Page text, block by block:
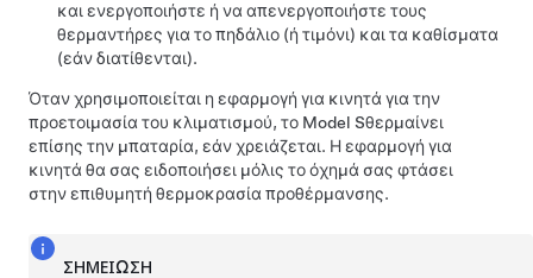
και ενεργοποιήστε ή να απενεργοποιήστε τους
θερμαντήρες για τοπηδάλιο (ή τιμόνι) και τα καθίσματα
(εάν διατίθενται).
Όταν χρησιμοποιείται η εφαρμογή για κινητά για την
προετοιμασία του κλιματισμού, το Model Sθερμαίνει
επίσης την μπαταρία, εάν χρειάζεται. Η εφαρμογή για
κινητά θα σας ειδοποιήσει μόλις το όχημά σας φτάσει
στην επιθυμητή θερμοκρασία προθέρμανσης.
ΣΗΜΕΊΩΣΗ